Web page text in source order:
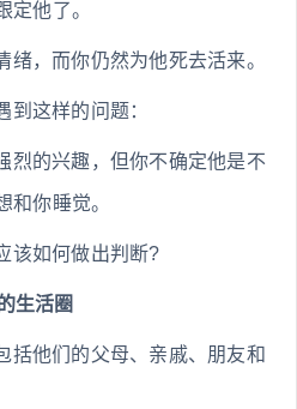
定他了。
绪，而你仍然为他死去活来。
到这样的问题：
烈的兴趣，但你不确定他是不
和你睡觉。
该如何做出判断?
生活圈
括他们的父母、亲戚、朋友和